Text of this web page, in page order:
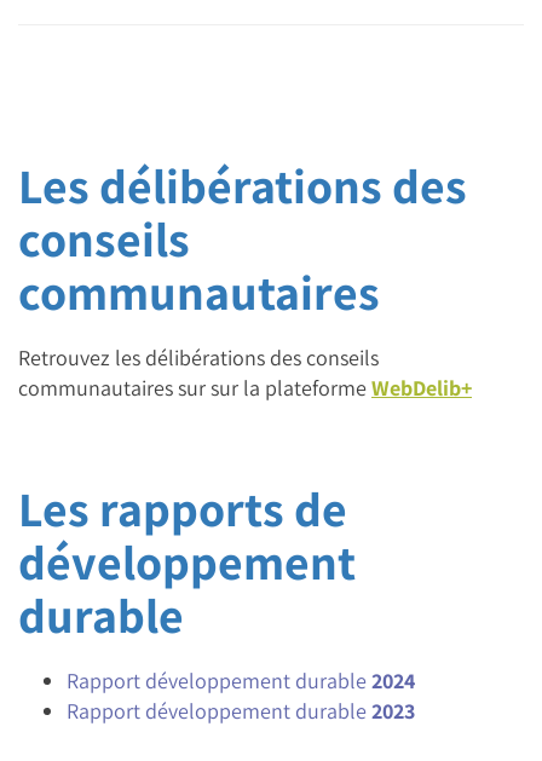
Les délibérations des
conseils
communautaires
Retrouvez les délibérations des conseils
communautaires sur sur la plateformeWebDelib+
Les rapports de
développement
durable
Rapport développement durable2024
Rapport développement durable2023